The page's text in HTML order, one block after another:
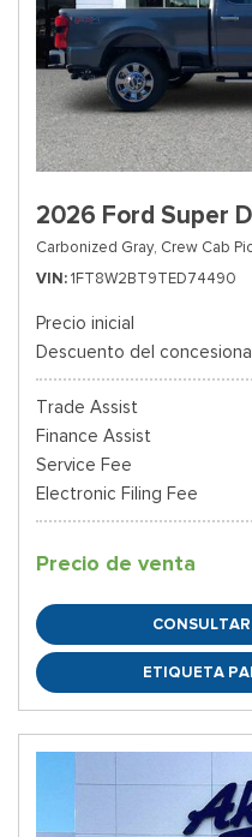
2026 Ford Super
Carbonized Gray, Crew Cab
VIN 1FT8W2BT9TED74490
Precio inicial
Descuento del
Trade Assist
Finance Assist
Service Fee
Electronic Filing Fee
Precio de venta
ETIQUETA